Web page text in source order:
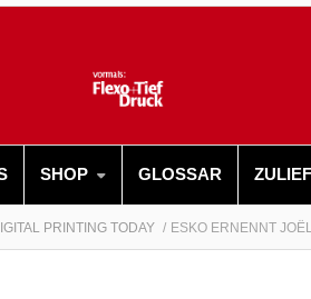
SHOP GLOSSAR
PRINTING TODAY ESKO ERNENNT